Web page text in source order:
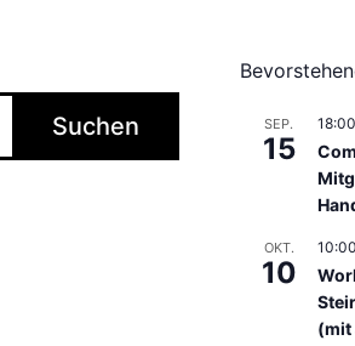
Suchen SEP.
15
18:00
OKT.
10
10:00
(mit